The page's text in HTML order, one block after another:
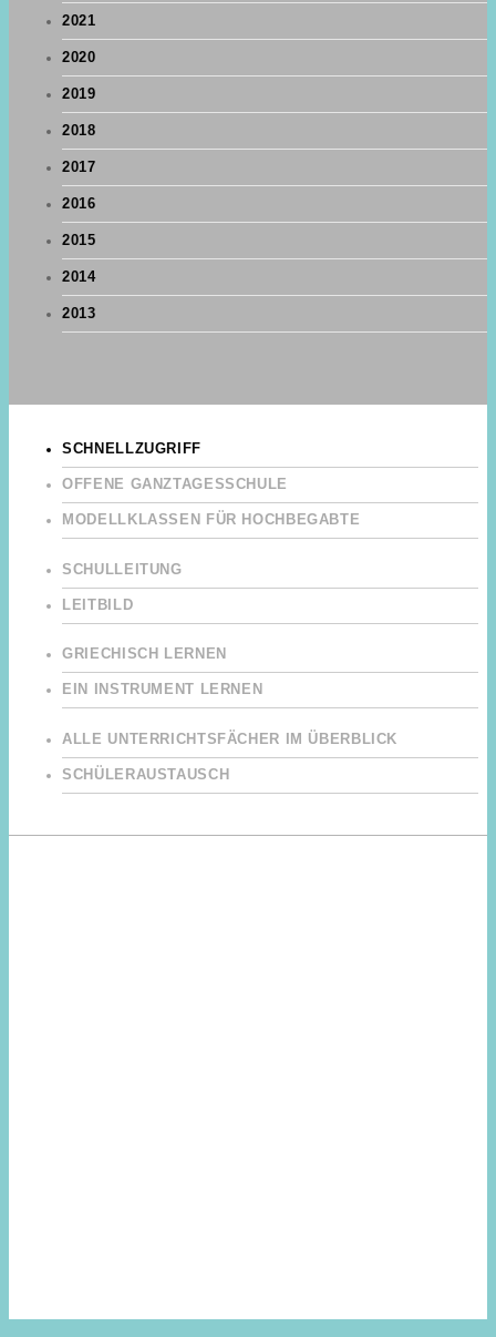
2021
2020
2019
2018
2017
2016
2015
2014
2013
SCHNELLZUGRIFF
OFFENE GANZTAGESSCHULE
MODELLKLASSEN FÜR HOCHBEGABTE
SCHULLEITUNG
LEITBILD
GRIECHISCH LERNEN
EIN INSTRUMENT LERNEN
ALLE UNTERRICHTSFÄCHER IM ÜBERBLICK
SCHÜLERAUSTAUSCH